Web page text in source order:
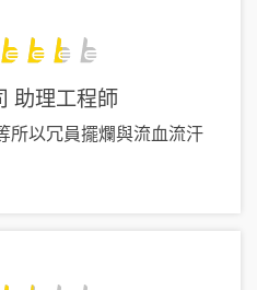
助理工程師
所以冗員擺爛與流血流汗